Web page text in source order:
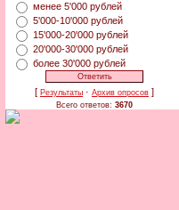
менее 5'000 рублей
5'000-10'000 рублей
15'000-20'000 рублей
20'000-30'000 рублей
более 30'000 рублей
[ Результаты · Архив опросов ]
Всего ответов: 3670